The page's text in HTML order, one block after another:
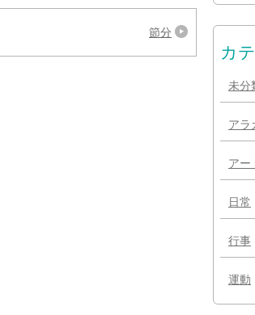
節分
カ
未分
アラ
アー
日常
行事
運動